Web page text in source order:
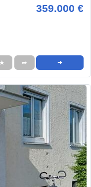
359.000 €
★ ➦ ➜